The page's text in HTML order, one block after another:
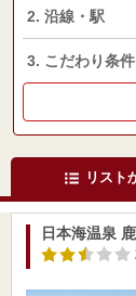
2. 沿線・駅
3. こだわり条件
リスト
日本海温泉